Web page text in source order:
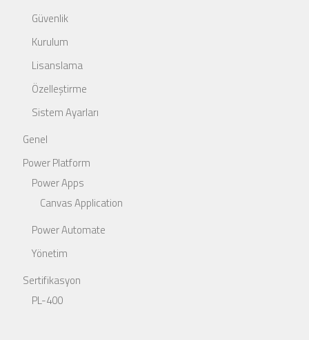
Güvenlik
Kurulum
Lisanslama
Özelleştirme
Sistem Ayarları
Genel
Power Platform
Power Apps
Canvas Application
Power Automate
Yönetim
Sertifikasyon
PL-400